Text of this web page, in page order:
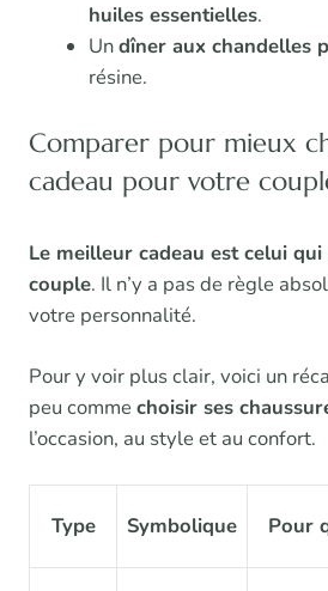
huiles essentielles.
Undîner aux chandelles
résine.
Comparer pour mieux
cadeau pour votre
Le meilleur cadeau est celui
couple. Il n’y a pas de règle
votre personnalité.
Pour y voir plus clair, voici un
peu comme choisir ses
l’occasion, au style et au confort.
Type Symbolique Pour